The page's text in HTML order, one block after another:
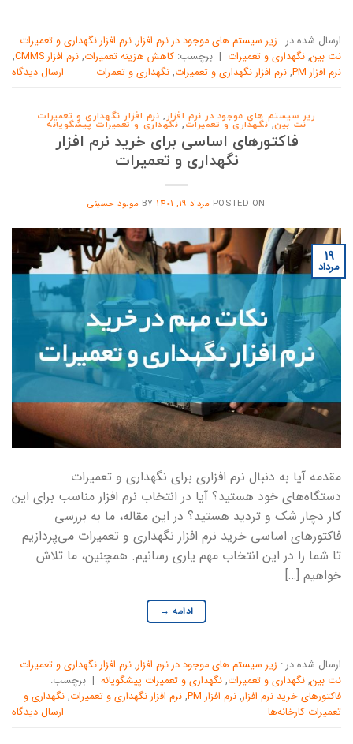
ارسال شده در : زیر سیستم های موجود در نرم افزار, نرم افزار نگهداری و تعمیرات
نت بین, نگهداری و تعمیرات | برچسب: کاهش هزینه تعمیرات, نرم افزار CMMS
,
نرم افزار PM
, نرم افزار نگهداری و تعمیرات, نگهداری و تعمرات ارسال دیدگاه
زیر سیستم های موجود در نرم افزار , نرم افزار نگهداری و تعمیرات
نت بین,نگهداری و تعمیرات, نگهداری و تعمیرات پیشگویانه
فاکتورهای اساسی برای خرید نرم افزار
نگهداری و تعمیرات
POSTED ON مرداد 19, 1401 BY مولود حسینی
۱۹
مرداد
مقدمه آیا به دنبال نرم افزاری برای نگهداری و تعمیرات
دستگاه‌های خود هستید؟ آیا در انتخاب نرم افزار مناسب برای این
کار دچار شک و تردید هستید؟ در این مقاله، ما به بررسی
فاکتورهای اساسی خرید نرم افزار نگهداری و تعمیرات می‌پردازیم
تا شما را در این انتخاب مهم یاری رسانیم. همچنین، ما تلاش
خواهیم […]
ادامه →
ارسال شده در : زیر سیستم های موجود در نرم افزار, نرم افزار نگهداری و تعمیرات
نت بین, نگهداری و تعمیرات, نگهداری و تعمیرات پیشگویانه | برچسب:
فاکتورهای خرید نرم افزار, نرم افزار PM , نرم افزار نگهداری و تعمیرات, نگهداری و
تعمیرات کارخانه‌ها
ارسال دیدگاه